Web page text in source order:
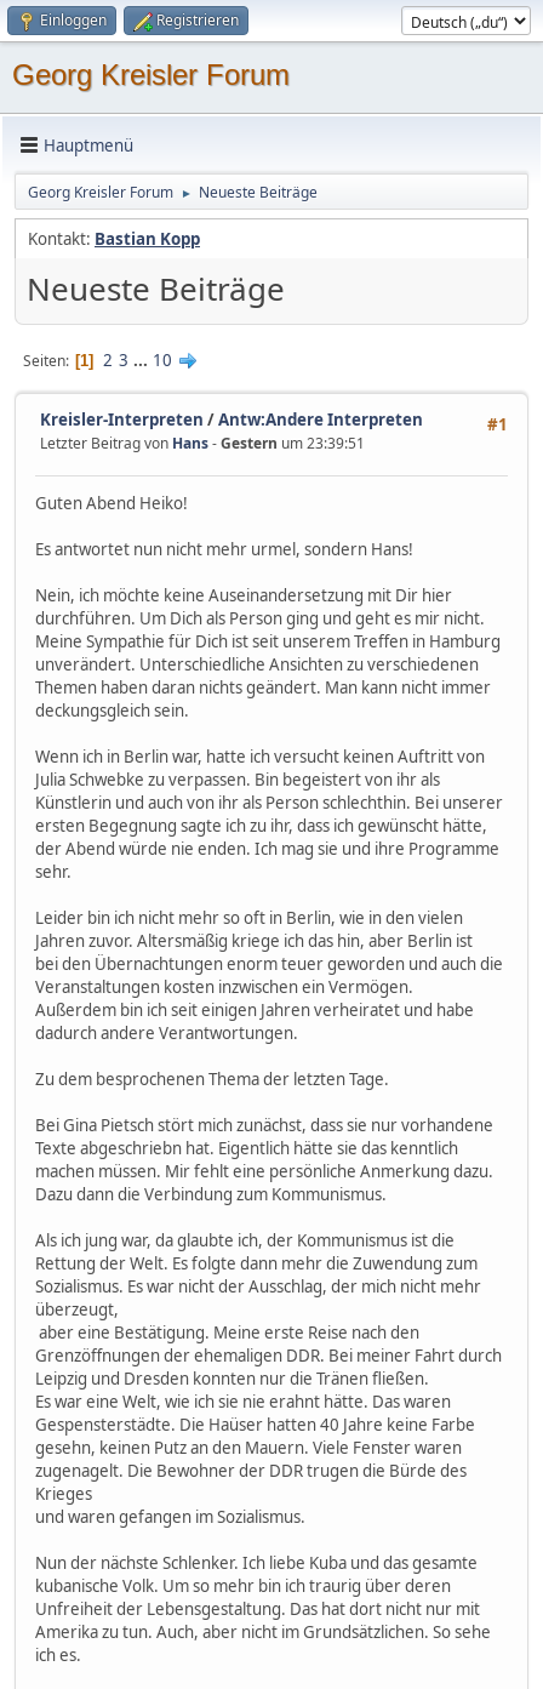
Einloggen Registrieren
Georg Kreisler Forum
Hauptmenü
Georg Kreisler Forum ► Neueste Beiträge
Kontakt: Bastian Kopp
Neueste Beiträge
Seiten 1 2 3 ... 10
#1
Kreisler-Interpreten /Antw:Andere Interpreten
Letzter Beitrag von Hans-Gestern um 23:39:51
Guten Abend Heiko!
Es antwortet nun nicht mehr urmel, sondern Hans!
Nein, ich möchte keine Auseinandersetzung mit Dir hier
durchführen. Um Dich als Person ging und geht es mir nicht.
Meine Sympathie für Dich ist seit unserem Treffen in Hamburg
unverändert. Unterschiedliche Ansichten zu verschiedenen
Themen haben daran nichts geändert. Man kann nicht immer
deckungsgleich sein.
Wenn ich in Berlin war, hatte ich versucht keinen Auftritt von
Julia Schwebke zu verpassen. Bin begeistert von ihr als
Künstlerin und auch von ihr als Person schlechthin. Bei unserer
ersten Begegnung sagte ich zu ihr, dass ich gewünscht hätte,
der Abend würde nie enden. Ich mag sie und ihre Programme
sehr.
Leider bin ich nicht mehr so oft in Berlin, wie in den vielen
Jahren zuvor. Altersmäßig kriege ich das hin, aber Berlin ist
bei den Übernachtungen enorm teuer geworden und auch die
Veranstaltungen kosten inzwischen ein Vermögen.
Außerdem bin ich seit einigen Jahren verheiratet und habe
dadurch andere Verantwortungen.
Zu dem besprochenen Thema der letzten Tage.
Bei Gina Pietsch stört mich zunächst, dass sie nur vorhandene
Texte abgeschriebn hat. Eigentlich hätte sie das kenntlich
machen müssen. Mir fehlt eine persönliche Anmerkung dazu.
Dazu dann die Verbindung zum Kommunismus.
Als ich jung war, da glaubte ich, der Kommunismus ist die
Rettung der Welt. Es folgte dann mehr die Zuwendung zum
Sozialismus. Es war nicht der Ausschlag, der mich nicht mehr
überzeugt,
aber eine Bestätigung. Meine erste Reise nach den
Grenzöffnungen der ehemaligen DDR. Bei meiner Fahrt durch
Leipzig und Dresden konnten nur die Tränen fließen.
Es war eine Welt, wie ich sie nie erahnt hätte. Das waren
Gespensterstädte. Die Haüser hatten 40 Jahre keine Farbe
gesehn, keinen Putz an den Mauern. Viele Fenster waren
zugenagelt. Die Bewohner der DDR trugen die Bürde des
Krieges
und waren gefangen im Sozialismus.
Nun der nächste Schlenker. Ich liebe Kuba und das gesamte
kubanische Volk. Um so mehr bin ich traurig über deren
Unfreiheit der Lebensgestaltung. Das hat dort nicht nur mit
Amerika zu tun. Auch, aber nicht im Grundsätzlichen. So sehe
ich es.